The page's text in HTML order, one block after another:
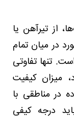
از تیرآهن یا
در میان تمام
تنها تفاوتی
میزان کیفیت
در مناطقی با
درجه کیفی